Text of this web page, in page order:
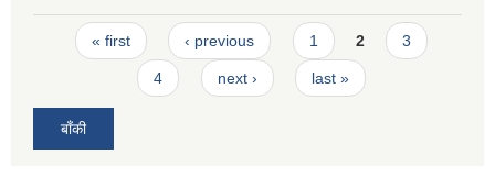
Pages
« first ‹ previous 1 2 3
4 next › last »
बाँकी